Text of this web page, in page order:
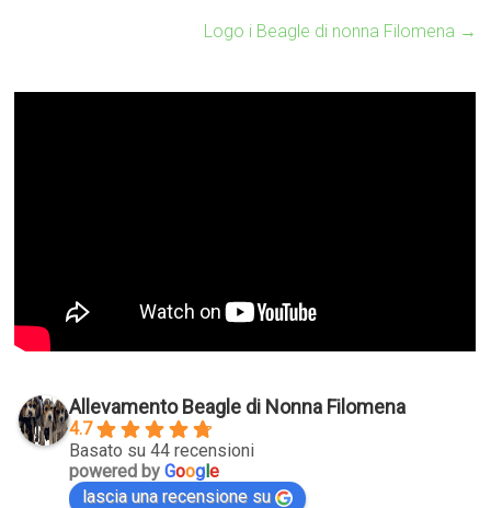
Logo i Beagle di nonna Filomena →
Allevamento Beagle di Nonna Filomena
4.7
Basato su 44 recensioni
powered byGoogle
lascia una recensione su